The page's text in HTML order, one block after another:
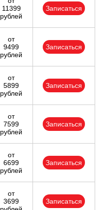
11399
рублей
Записаться
от
9499
рублей
Записаться
от
5899
рублей
Записаться
от
7599
рублей
Записаться
от
6699
рублей
Записаться
от
3699
Записаться